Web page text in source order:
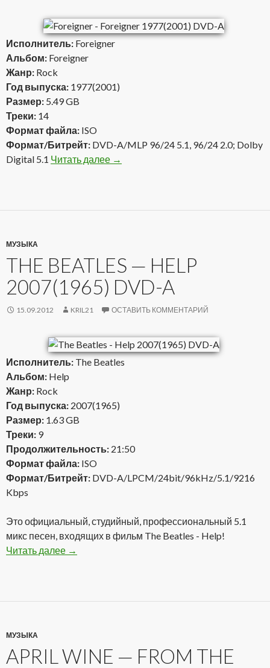
Исполнитель: Foreigner
Альбом: Foreigner
Жанр: Rock
Год выпуска: 1977(2001)
Размер: 5.49 GB
Треки: 14
Формат файла: ISO
Формат/Битрейт: DVD-A/MLP 96/24 5.1, 96/24 2.0; Dolby
Digital 5.1 Читать далее Foreigner — Foreigner 1977(2001)
→
МУЗЫКА
THE BEATLES — HELP
2007(1965) DVD-A
15.09.2012 KRIL21 ОСТАВИТЬ КОММЕНТАРИЙ
Исполнитель: The Beatles
Альбом: Help
Жанр: Rock
Год выпуска: 2007(1965)
Размер: 1.63 GB
Треки: 9
Продолжительность: 21:50
Формат файла: ISO
Формат/Битрейт: DVD-A/LPCM/24bit/96kHz/5.1/9216
Kbps
Это официальный, студийный, профессиональный 5.1
микс песен, входящих в фильм The Beatles - Help!
Читать далее The Beatles — Help 2007(1965) DVD-A
→
МУЗЫКА
APRIL WINE — FROM THE